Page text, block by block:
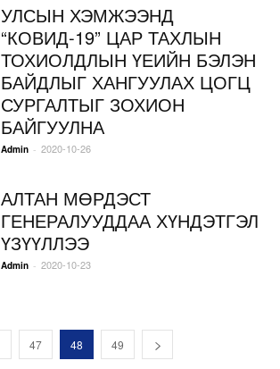
УЛСЫН ХЭМЖЭЭНД
“КОВИД-19” ЦАР ТАХЛЫН
ТОХИОЛДЛЫН ҮЕИЙН БЭЛЭН
БАЙДЛЫГ ХАНГУУЛАХ ЦОГЦ
СУРГАЛТЫГ ЗОХИОН
БАЙГУУЛНА
Admin - 2020-10-26
АЛТАН МӨРДЭСТ
ГЕНЕРАЛУУДДАА ХҮНДЭТГЭЛ
ҮЗҮҮЛЛЭЭ
Admin - 2020-10-23
47 48 49